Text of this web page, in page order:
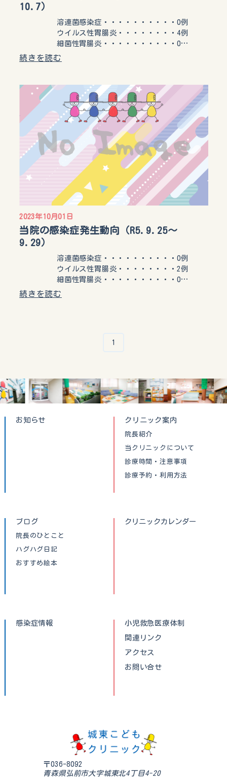
10.7）
溶連菌感染症・・・・・・・・・・0例
ウイルス性胃腸炎・・・・・・・・4例
細菌性胃腸炎・・・・・・・・・・0…
続きを読む
2023年10月01日
当院の感染症発生動向（R5.9.25〜
9.29）
溶連菌感染症・・・・・・・・・・0例
ウイルス性胃腸炎・・・・・・・・2例
細菌性胃腸炎・・・・・・・・・・0…
続きを読む
1
お知らせ クリニック案内
院長紹介
当クリニックについて
診療時間・注意事項
診療予約・利用方法
ブログ
院長のひとこと
ハグハグ日記
おすすめ絵本
クリニックカレンダー
感染症情報
小児救急医療体制
関連リンク
アクセス
お問い合せ
〒036-8092
青森県弘前市大字城東北4丁目4-20